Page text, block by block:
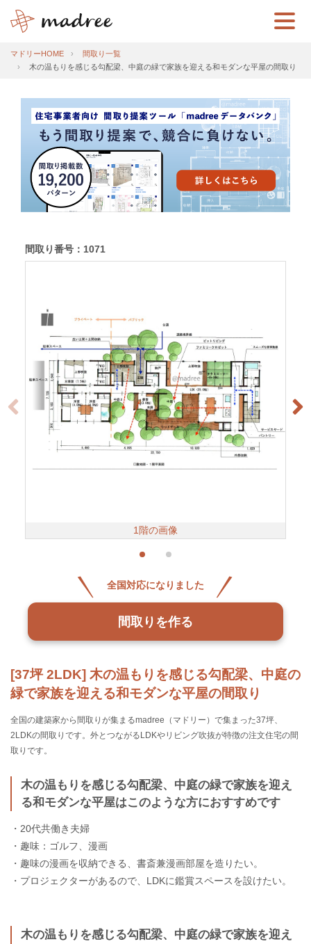
マドリーHOME
間取り一覧
木の温もりを感じる勾配梁、中庭の緑で家族を迎える和モダンな平屋の間取り
[37坪 2LDK] 木の温もりを感じる勾配梁、中庭の
緑で家族を迎える和モダンな平屋の間取り
全国の建築家から間取りが集まるmadree（マドリー）で集まった37坪、
2LDKの間取りです。外とつながるLDKやリビング吹抜が特徴の注文住宅の間
取りです。
木の温もりを感じる勾配梁、中庭の緑で家族を迎え
る和モダンな平屋はこのような方におすすめです
・20代共働き夫婦
・趣味：ゴルフ、漫画
・趣味の漫画を収納できる、書斎兼漫画部屋を造りたい。
・プロジェクターがあるので、LDKに鑑賞スペースを設けたい。
木の温もりを感じる勾配梁、中庭の緑で家族を迎え
間取り番号：1071
1階の画像
全国対応になりました
間取りを作る